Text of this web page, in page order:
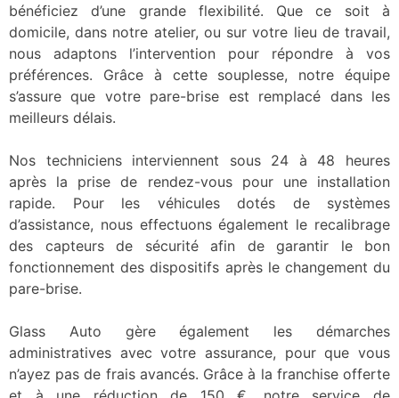
bénéficiez d’une grande flexibilité. Que ce soit à
domicile, dans notre atelier, ou sur votre lieu de travail,
nous adaptons l’intervention pour répondre à vos
préférences. Grâce à cette souplesse, notre équipe
s’assure que votre pare-brise est remplacé dans les
meilleurs délais.
Nos techniciens interviennent sous 24 à 48 heures
après la prise de rendez-vous pour une installation
rapide. Pour les véhicules dotés de systèmes
d’assistance, nous effectuons également le recalibrage
des capteurs de sécurité afin de garantir le bon
fonctionnement des dispositifs après le changement du
pare-brise.
Glass Auto gère également les démarches
administratives avec votre assurance, pour que vous
n’ayez pas de frais avancés. Grâce à la franchise offerte